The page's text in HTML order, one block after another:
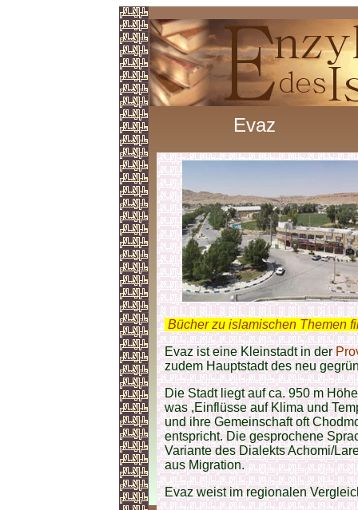
Evaz
Bücher zu islamischen Themen
Evaz ist eine Kleinstadt in der
zudem Hauptstadt des neu
Die Stadt liegt auf ca. 950 m
was ,Einflüsse auf Klima und
und ihre Gemeinschaft oft
entspricht. Die gesprochene
Variante des Dialekts Achomi/
aus Migration.
Evaz weist im regionalen